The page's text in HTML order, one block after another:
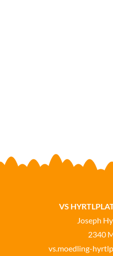
VS
Joseph
2340
vs.moedling-